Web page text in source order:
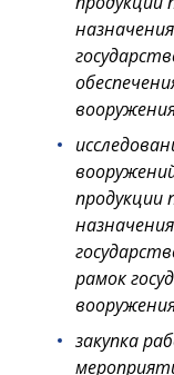
продукции
рамок
закупка